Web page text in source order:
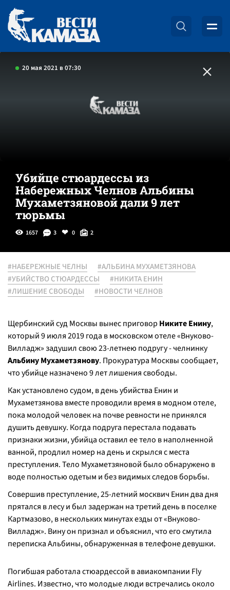
20 мая 2021 в 07:30
Убийце стюардессы из
Набережных Челнов Альбины
Мухаметзяновой дали 9 лет
тюрьмы
1657 3 0 2
#НАБЕРЕЖНЫЕ ЧЕЛНЫ
#АЛЬБИНА МУХАМЕТЗЯНОВА
#УБИЙСТВО СТЮАРДЕССЫ
#НИКИТА ЕНИН
#ЛИШЕНИЕ СВОБОДЫ
#НОВОСТИ ЧЕЛНОВ
Щербинский суд Москвы вынес приговор Никите Енину,
который 9 июля 2019 года в московском отеле «Внуково-
Вилладж» задушил свою 23-летнею подругу - челнинку
Альбину Мухаметзянову. Прокуратура Москвы сообщает,
что убийце назначено 9 лет лишения свободы.
Как установлено судом, в день убийства Енин и
Мухаметзянова вместе проводили время в модном отеле,
пока молодой человек на почве ревности не принялся
душить девушку. Когда подруга перестала подавать
признаки жизни, убийца оставил ее тело в наполненной
ванной, продлил номер на день и скрылся с места
преступления. Тело Мухаметзяновой было обнаружено в
воде полностью одетым и без видимых следов борьбы.
Совершив преступление, 25-летний москвич Енин два дня
прятался в лесу и был задержан на третий день в поселке
Картмазово, в нескольких минутах езды от «Внуково-
Вилладж». Вину он признал и объяснил, что его смутила
переписка Альбины, обнаруженная в телефоне девушки.
Погибшая работала стюардессой в авиакомпании Fly
Airlines. Известно, что молодые люди встречались около